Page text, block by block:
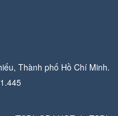
Thành phố Hồ Chí Minh.